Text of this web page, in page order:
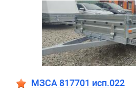
МЗСА 817701 исп.022